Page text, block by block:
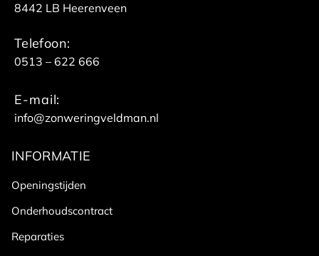
8442 LB Heerenveen
Telefoon:
0513 – 622 666
E-mail:
info@zonweringveldman.nl
INFORMATIE
Openingstijden
Onderhoudscontract
Reparaties